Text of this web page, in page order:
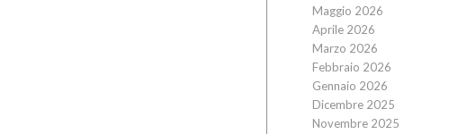
Maggio 2026
Aprile 2026
Marzo 2026
Febbraio 2026
Gennaio 2026
Dicembre 2025
Novembre 2025